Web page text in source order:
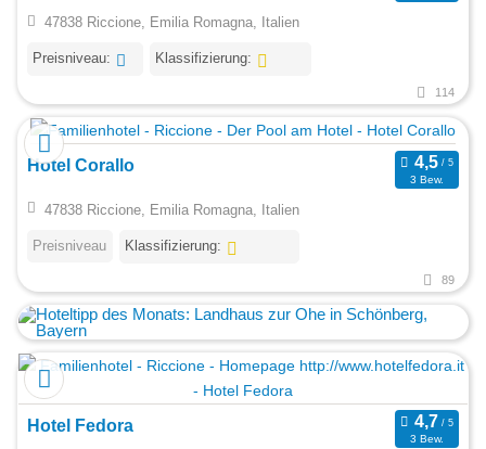
47838 Riccione, Emilia Romagna, Italien
Preisniveau: Klassifizierung:
114
Hotel Corallo
3 Bew.
47838 Riccione, Emilia Romagna, Italien
Preisniveau Klassifizierung:
89
Hotel Fedora
3 Bew.